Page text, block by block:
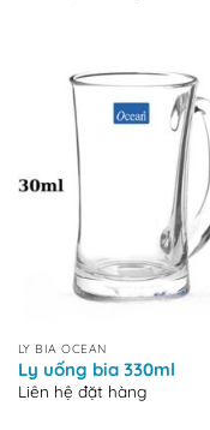
LY BIA OCEAN
Ly uống bia 330ml
Liên hệ đặt hàng